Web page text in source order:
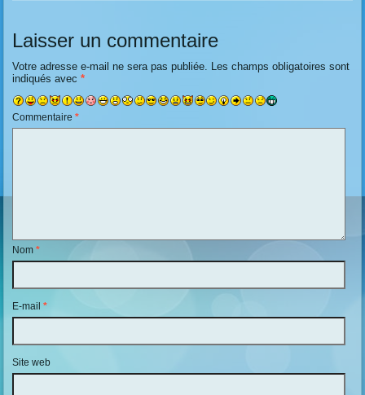
Laisser un commentaire
Votre adresse e-mail ne sera pas publiée.
Les champs obligatoires sont
indiqués avec*
Commentaire*
Nom*
E-mail*
Site web